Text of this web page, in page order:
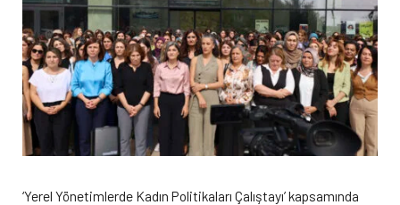
‘Yerel Yönetimlerde Kadın Politikaları Çalıştayı’ kapsamında